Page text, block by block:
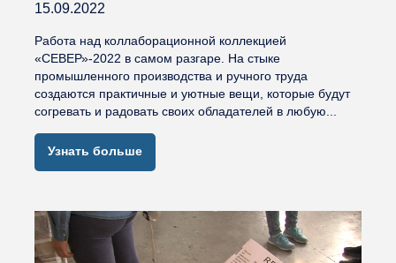
15.09.2022
Работа над коллаборационной коллекцией
«СЕВЕР»-2022 в самом разгаре. На стыке
промышленного производства и ручного труда
создаются практичные и уютные вещи, которые будут
согревать и радовать своих обладателей в любую...
Узнать больше